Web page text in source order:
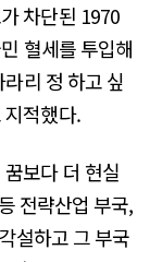
차단된 1970
혈세를 투입해
리 정 하고 싶
적했다.
보다 더 현실
전략산업 부국,
설하고 그 부국